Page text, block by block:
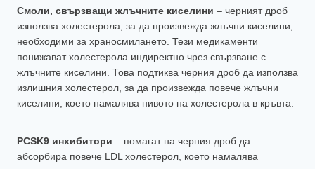
Смоли, свързващи жлъчните киселини – черният дроб
използва холестерола, за да произвежда жлъчни киселини,
необходими за храносмилането. Тези медикаменти
понижават холестерола индиректно чрез свързване с
жлъчните киселини. Това подтиква черния дроб да използва
излишния холестерол, за да произвежда повече жлъчни
киселини, което намалява нивото на холестерола в кръвта.
PCSK9 инхибитори – помагат на черния дроб да
абсорбира повече LDL холестерол, което намалява